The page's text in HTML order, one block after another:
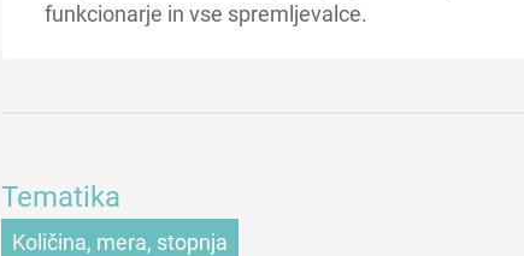
funkcionarje in vse spremljevalce.
Tematika
Količina, mera, stopnja